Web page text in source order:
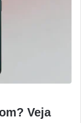
Veja